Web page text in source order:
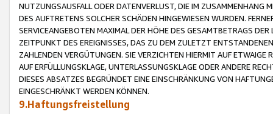
NUTZUNGSAUSFALL ODER DATENVERLUST, DIE IM ZUSAMMENHANG
DES AUFTRETENS SOLCHER SCHÄDEN HINGEWIESEN WURDEN.
SERVICEANGEBOTEN MAXIMAL DER HÖHE DES GESAMTBETRAGS
ZEITPUNKT DES EREIGNISSES, DAS ZU DEM ZULETZT
ZAHLENDEN VERGÜTUNGEN. SIE VERZICHTEN HIERMIT AUF
AUF ERFÜLLUNGSKLAGE, UNTERLASSUNGSKLAGE ODER ANDERE
DIESES ABSATZES BEGRÜNDET EINE EINSCHRÄNKUNG VON
EINGESCHRÄNKT WERDEN KÖNNEN.
9.Haftungsfreistellung